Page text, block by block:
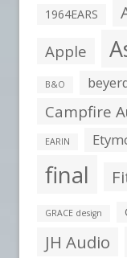
1964EARS
Apple
B&O
Campfire
EARIN
final
GRACE design
JH Audio